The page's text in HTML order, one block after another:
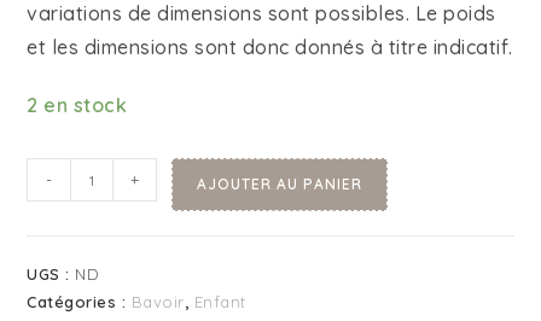
variations de dimensions sont possibles. Le poids
et les dimensions sont donc donnés à titre indicatif.
2 en stock
- + AJOUTER AU PANIER
UGS : ND
Catégories : Bavoir Enfant